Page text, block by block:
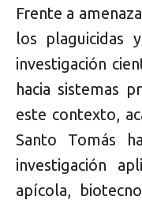
Frente a
los plaguicidas
investigación
hacia sistemas
este contexto,
Santo Tomás
investigación
apícola,